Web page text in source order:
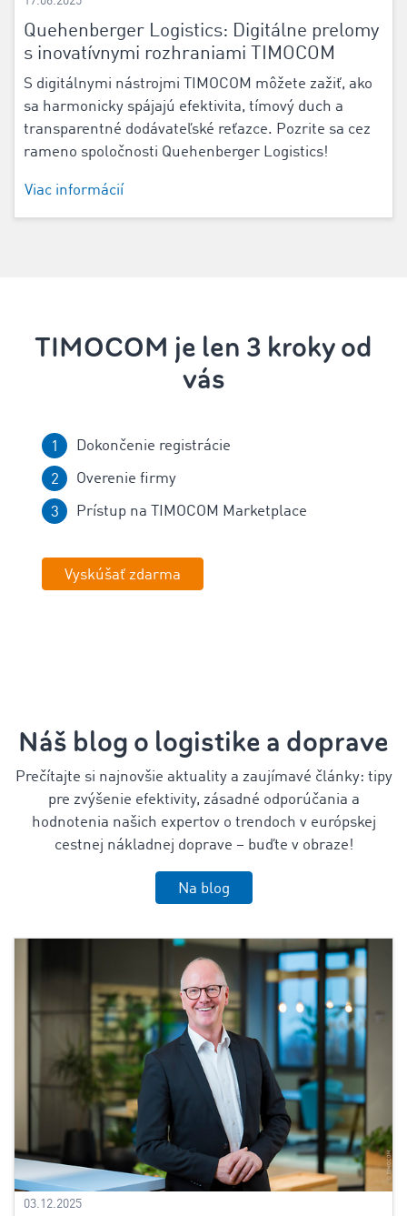
Quehenberger Logistics: Digitálne prelomy
s inovatívnymi rozhraniami TIMOCOM
S digitálnymi nástrojmi TIMOCOM môžete zažiť, ako
sa harmonicky spájajú efektivita, tímový duch a
transparentné dodávateľské reťazce. Pozrite sa cez
rameno spoločnosti Quehenberger Logistics!
Viac informácií
TIMOCOM je len 3 kroky od
vás
Dokončenie registrácie
Overenie firmy
Prístup na TIMOCOM Marketplace
Vyskúšať zdarma
Náš blog o logistike a doprave
Prečítajte si najnovšie aktuality a zaujímavé články: tipy
pre zvýšenie efektivity, zásadné odporúčania a
hodnotenia našich expertov o trendoch v európskej
cestnej nákladnej doprave – buďte v obraze!
Na blog
03.12.2025